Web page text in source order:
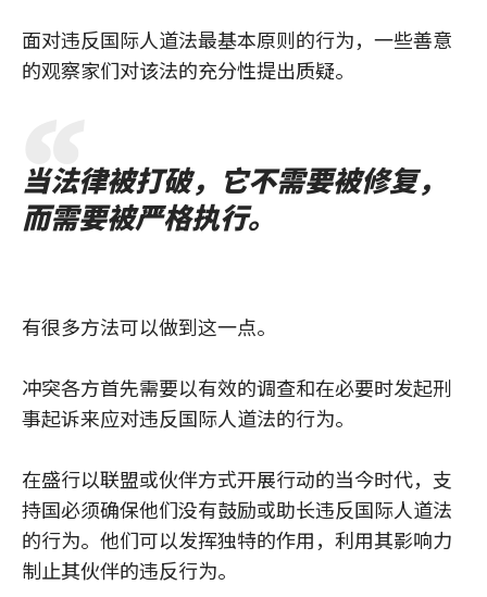
面对违反国际人道法最基本原则的行为，一些善意
的观察家们对该法的充分性提出质疑。
当法律被打破，它不需要被修复，
而需要被严格执行。
有很多方法可以做到这一点。
冲突各方首先需要以有效的调查和在必要时发起刑
事起诉来应对违反国际人道法的行为。
在盛行以联盟或伙伴方式开展行动的当今时代，支
持国必须确保他们没有鼓励或助长违反国际人道法
的行为。他们可以发挥独特的作用，利用其影响力
制止其伙伴的违反行为。